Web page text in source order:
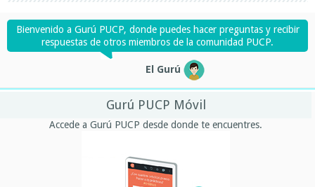
Bienvenido a Gurú PUCP, donde puedes hacer preguntas y recibir
respuestas de otros miembros de la comunidad PUCP.
El Gurú
Gurú PUCP Móvil
Accede a Gurú PUCP desde donde te encuentres.